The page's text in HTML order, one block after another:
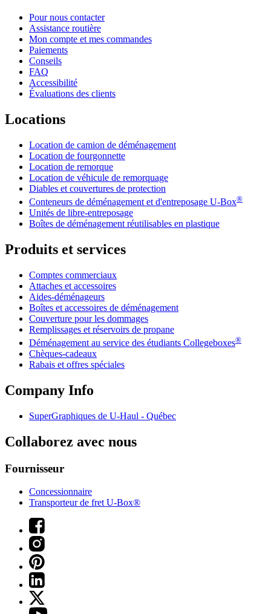
Pour nous contacter
Assistance routière
Mon compte et mes commandes
Paiements
Conseils
FAQ
Accessibilité
Évaluations des clients
Locations
Location de camion de déménagement
Location de fourgonnette
Location de remorque
Location de véhicule de remorquage
Diables et couvertures de protection
Conteneurs de déménagement et d'entreposage U-Box®
Unités de libre-entreposage
Boîtes de déménagement réutilisables en plastique
Produits et services
Comptes commerciaux
Attaches et accessoires
Aides-déménageurs
Boîtes et accessoires de déménagement
Couverture pour les dommages
Remplissages et réservoirs de propane
Déménagement au service des étudiants Collegeboxes®
Chèques-cadeaux
Rabais et offres spéciales
Company Info
SuperGraphiques de U-Haul - Québec
Collaborez avec nous
Fournisseur
Concessionnaire
Transporteur de fret U-Box®